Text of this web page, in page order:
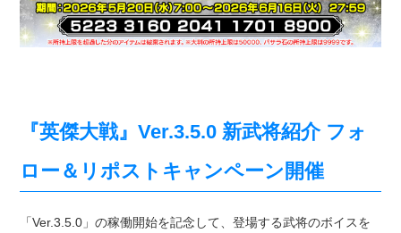
『英傑大戦』Ver.3.5.0 新武将紹介 フォ
ロー＆リポストキャンペーン開催
「Ver.3.5.0」の稼働開始を記念して、登場する武将のボイスを